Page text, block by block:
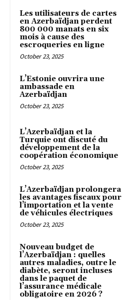
Les utilisateurs de cartes
en Azerbaïdjan perdent
800 000 manats en six
mois à cause des
escroqueries en ligne
October 23, 2025
L’Estonie ouvrira une
ambassade en
Azerbaïdjan
October 23, 2025
L’Azerbaïdjan et la
Turquie ont discuté du
développement de la
coopération économique
October 23, 2025
L’Azerbaïdjan prolongera
les avantages fiscaux pour
l’importation et la vente
de véhicules électriques
October 23, 2025
Nouveau budget de
l’Azerbaïdjan : quelles
autres maladies, outre le
diabète, seront incluses
dans le paquet de
l’assurance médicale
obligatoire en 2026 ?